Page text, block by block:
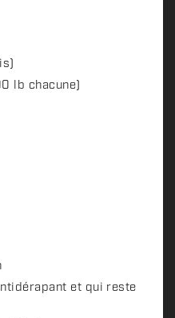
lb chacune)
et qui reste